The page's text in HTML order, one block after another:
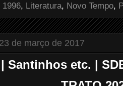
e
s
t
1996, Literatura, Novo Tempo,
de março de 2017
Santinhos etc. |